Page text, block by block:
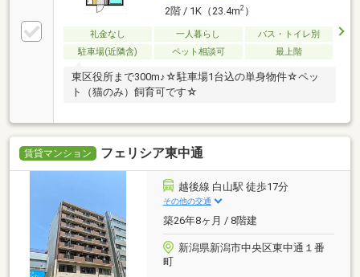
2階 / 1K（23.4m2）
礼金なし 一人暮らし
バス・トイレ別
駐車場(近隣含)
ペット相談可 最上階
東区役所まで300m♪☆駐車場1台込の単身物件☆ペッ
ト（猫のみ）飼育可です☆
賃貸マンション フェリシア東中通
越後線 白山駅 徒歩17分
その他の交通
築26年8ヶ月 / 8階建
新潟県新潟市中央区東中通１番
町